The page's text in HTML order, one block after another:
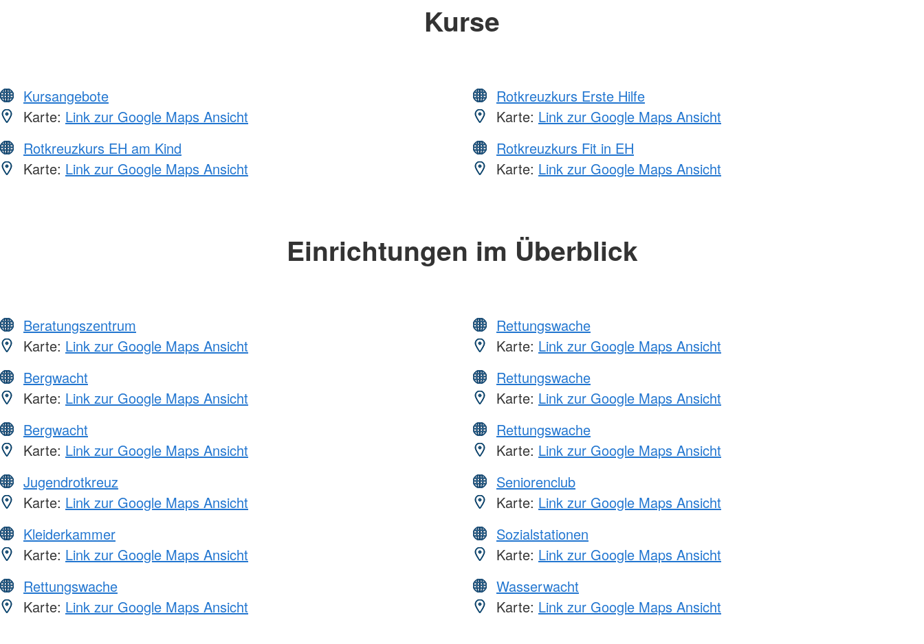
Kurse
Kursangebote
Karte: Link zur Google Maps Ansicht
Rotkreuzkurs EH am Kind
Karte: Link zur Google Maps Ansicht
Rotkreuzkurs Erste Hilfe
Karte: Link zur Google Maps Ansicht
Rotkreuzkurs Fit in EH
Karte: Link zur Google Maps Ansicht
Einrichtungen im Überblick
Beratungszentrum
Karte: Link zur Google Maps Ansicht
Bergwacht
Karte: Link zur Google Maps Ansicht
Bergwacht
Karte: Link zur Google Maps Ansicht
Jugendrotkreuz
Karte: Link zur Google Maps Ansicht
Kleiderkammer
Karte: Link zur Google Maps Ansicht
Rettungswache
Karte: Link zur Google Maps Ansicht
Rettungswache
Karte: Link zur Google Maps Ansicht
Rettungswache
Karte: Link zur Google Maps Ansicht
Rettungswache
Karte: Link zur Google Maps Ansicht
Seniorenclub
Karte: Link zur Google Maps Ansicht
Sozialstationen
Karte: Link zur Google Maps Ansicht
Wasserwacht
Karte: Link zur Google Maps Ansicht